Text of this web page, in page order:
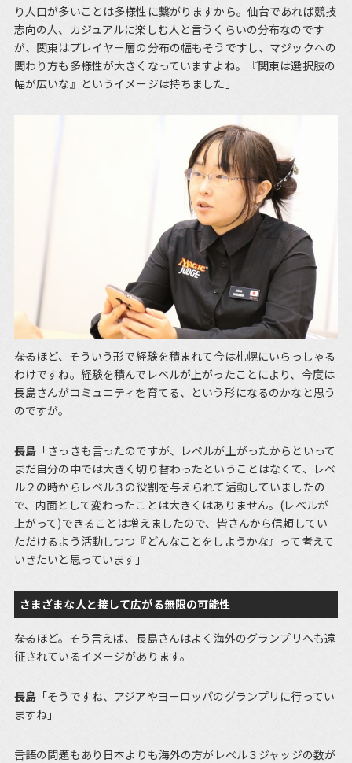
り人口が多いことは多様性に繋がりますから。仙台であれば競技
志向の人、カジュアルに楽しむ人と言うくらいの分布なのです
が、関東はプレイヤー層の分布の幅もそうですし、マジックへの
関わり方も多様性が大きくなっていますよね。『関東は選択肢の
幅が広いな』というイメージは持ちました」
――なるほど、そういう形で経験を積まれて今は札幌にいらっしゃる
わけですね。経験を積んでレベルが上がったことにより、今度は
長島さんがコミュニティを育てる、という形になるのかなと思う
のですが。
長島 「さっきも言ったのですが、レベルが上がったからといって
まだ自分の中では大きく切り替わったということはなくて、レベ
ル２の時からレベル３の役割を与えられて活動していましたの
で、内面として変わったことは大きくはありません。(レベルが
上がって)できることは増えましたので、皆さんから信頼してい
ただけるよう活動しつつ『どんなことをしようかな』って考えて
いきたいと思っています」
さまざまな人と接して広がる無限の可能性
――なるほど。そう言えば、長島さんはよく海外のグランプリへも遠
征されているイメージがあります。
長島 「そうですね、アジアやヨーロッパのグランプリに行ってい
ますね」
――言語の問題もあり日本よりも海外の方がレベル３ジャッジの数が